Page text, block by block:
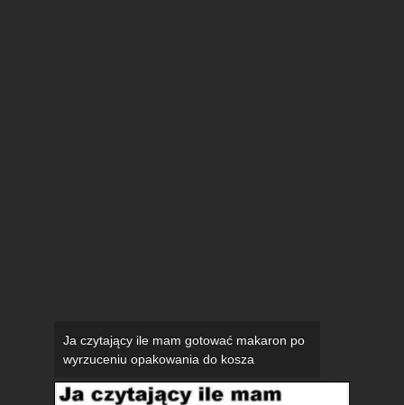
Ja czytający ile mam gotować makaron po
wyrzuceniu opakowania do kosza